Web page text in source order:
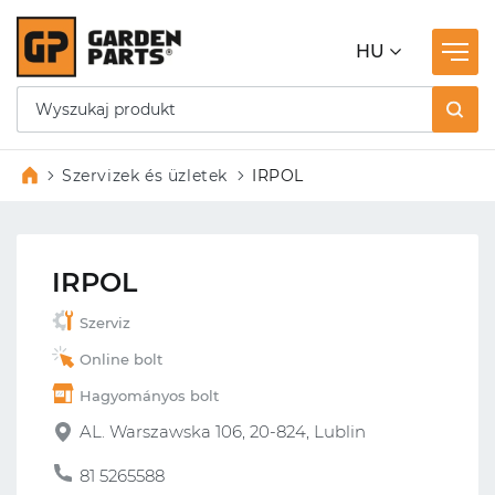
HU
Szervizek és üzletek IRPOL
IRPOL
Szerviz
Online bolt
Hagyományos bolt
AL. Warszawska 106, 20-824, Lublin
81 5265588